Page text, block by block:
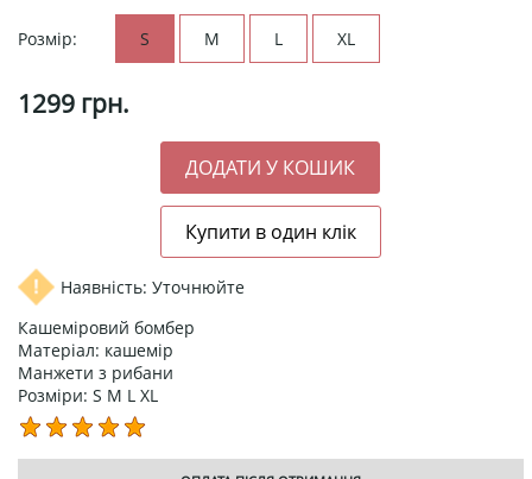
Розмір: S M L XL
1299 грн.
Наявність: Уточнюйте
Кашеміровий бомбер
Матеріал: кашемір
Манжети з рибани
Розміри: S M L XL